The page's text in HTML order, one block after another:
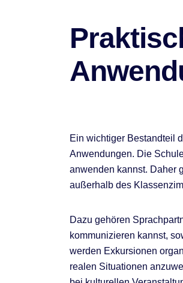
Ein wichtiger Bestandteil
Anwendungen. Die
anwenden kannst. Daher
außerhalb des
Dazu gehören
kommunizieren kannst,
werden Exkursionen
realen Situationen